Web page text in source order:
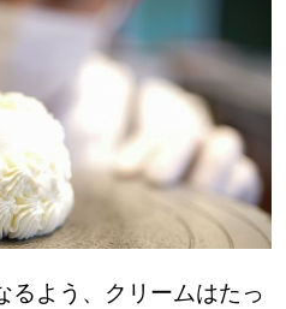
るよう、クリームはたっ